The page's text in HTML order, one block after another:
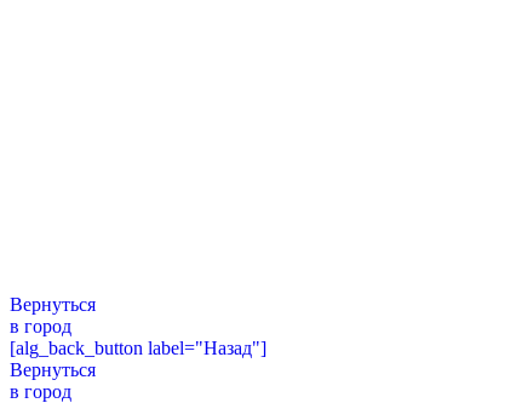
Вернуться
в город
[alg_back_button label="Назад"]
Вернуться
в город